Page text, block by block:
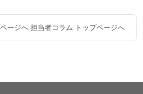
ージへ 担当者コラム トップページへ